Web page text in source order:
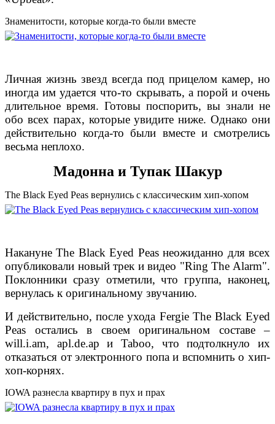
Знаменитости, которые когда-то были вместе
Личная жизнь звезд всегда под прицелом камер, но
иногда им удается что-то скрывать, а порой и очень
длительное время. Готовы поспорить, вы знали не
обо всех парах, которые увидите ниже. Однако они
действительно когда-то были вместе и смотрелись
весьма неплохо.
Мадонна и Тупак Шакур
The Black Eyed Peas вернулись с классическим хип-хопом
Накануне The Black Eyed Peas неожиданно для всех
опубликовали новый трек и видео "Ring The Alarm".
Поклонники сразу отметили, что группа, наконец,
вернулась к оригинальному звучанию.
И действительно, после ухода Fergie The Black Eyed
Peas остались в своем оригинальном составе –
will.i.am, apl.de.ap и Taboo, что подтолкнуло их
отказаться от электронного попа и вспомнить о хип-
хоп-корнях.
IOWA разнесла квартиру в пух и прах